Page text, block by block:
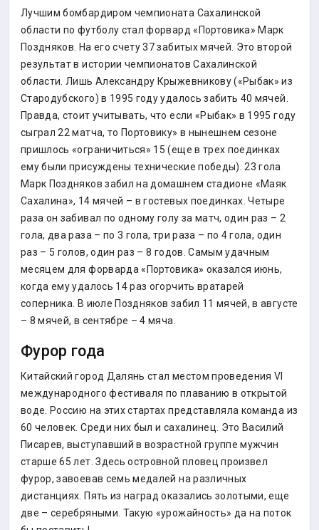
Лучшим бомбардиром чемпионата Сахалинской
области по футболу стал форвард «Портовика» Марк
Поздняков. На его счету 37 забитых мячей. Это второй
результат в истории чемпионатов Сахалинской
области. Лишь Александру Крыжевникову («Рыбак» из
Стародубского) в 1995 году удалось забить 40 мячей.
Правда, стоит учитывать, что если «Рыбак» в 1995 году
сыграл 22 матча, то Портовику» в нынешнем сезоне
пришлось «ограничиться» 15 (еще в трех поединках
ему были присуждены технические победы). 23 гола
Марк Поздняков забил на домашнем стадионе «Маяк
Сахалина», 14 мячей – в гостевых поединках. Четыре
раза он забивал по одному голу за матч, один раз – 2
гола, два раза – по 3 гола, три раза – по 4 гола, один
раз – 5 голов, один раз – 8 годов. Самым удачным
месяцем для форварда «Портовика» оказался июнь,
когда ему удалось 14 раз огорчить вратарей
соперника. В июле Поздняков забил 11 мячей, в августе
– 8 мячей, в сентябре – 4 мяча.
Фурор года
Китайский город Далянь стал местом проведения VI
международного фестиваля по плаванию в открытой
воде. Россию на этих стартах представляла команда из
60 человек. Среди них был и сахалинец. Это Василий
Писарев, выступавший в возрастной группе мужчин
старше 65 лет. Здесь островной пловец произвел
фурор, завоевав семь медалей на различных
дистанциях. Пять из наград оказались золотыми, еще
две – серебряными. Такую «урожайность» да на поток